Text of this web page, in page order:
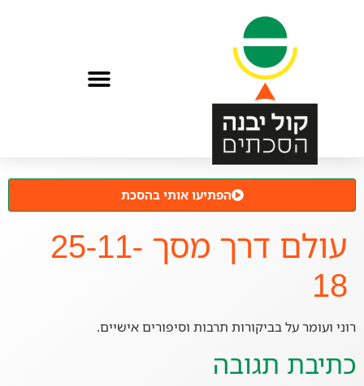
הפתיעו אותי בהסכת
עולם דרך מסך 25-11-
18
רוני ועומר על בביקורות תרבות וסיפורים אישיים.
כתיבת תגובה